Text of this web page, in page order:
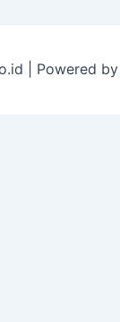
| Powered by